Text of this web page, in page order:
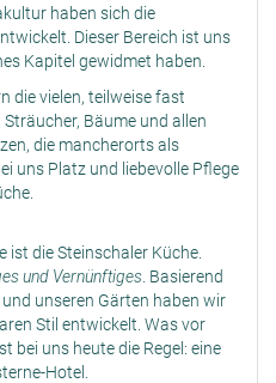
haben sich die
Dieser Bereich ist uns
Kapitel gewidmet haben.
die vielen, teilweise fast
Bäume und allen
die mancherorts als
uns Platz und liebevolle Pflege
ist die Steinschaler Küche.
und Vernünftiges . Basierend
unseren Gärten haben wir
Stil entwickelt. Was vor
bei uns heute die Regel: eine
Hotel.